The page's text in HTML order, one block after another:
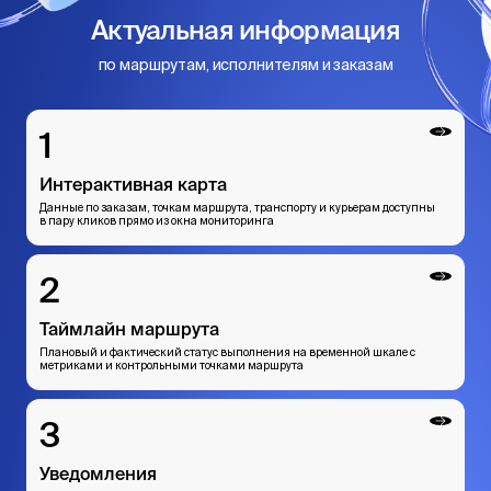
Актуальная информация
по маршрутам, исполнителям и заказам
Интерактивная карта
Данные по заказам, точкам маршрута, транспорту и курьерам доступны
в пару кликов прямо из окна мониторинга
Таймлайн маршрута
Плановый и фактический статус выполнения на временной шкале с
метриками и контрольными точками маршрута
Уведомления